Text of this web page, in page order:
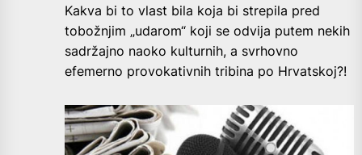
Kakva bi to vlast bila koja bi strepila pred
tobožnjim „udarom“ koji se odvija putem nekih
sadržajno naoko kulturnih, a svrhovno
efemerno provokativnih tribina po Hrvatskoj?!